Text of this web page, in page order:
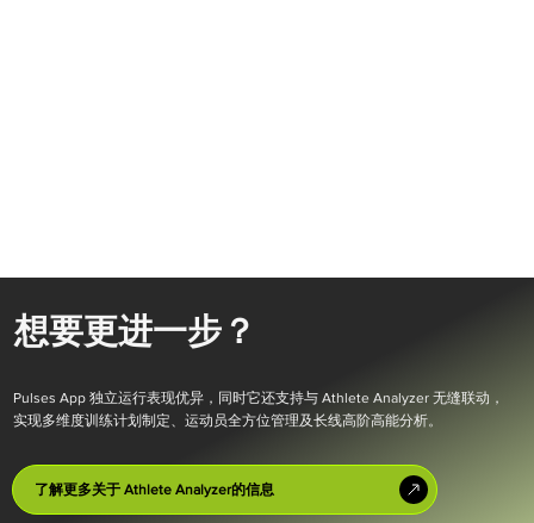
想要更进一步？
Pulses App 独立运行表现优异，同时它还支持与 Athlete Analyzer 无缝联动，
实现多维度训练计划制定、运动员全方位管理及长线高阶高能分析。
了解更多关于 Athlete Analyzer的信息